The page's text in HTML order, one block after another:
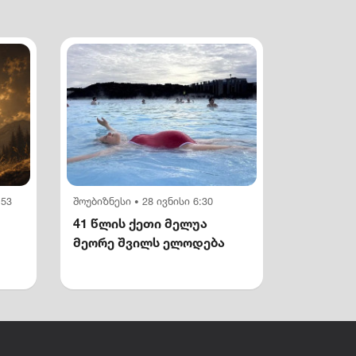
შოუბიზნესი • 28 ივნისი 6:30
41 წლის ქეთი მელუა
მეორე შვილს ელოდება